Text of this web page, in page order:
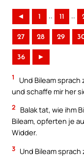
◄ 1 .. 11 ..
27 28 29
36 ►
1
Und Bileam sprach
und schaffe mir her
2
Balak tat, wie ihm
Bileam, opferten je
Widder.
3 Und Bileam